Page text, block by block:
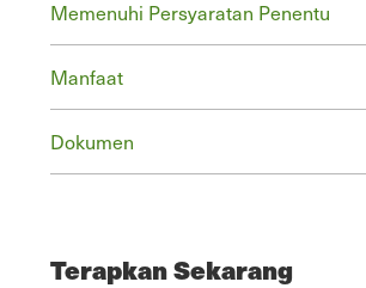
Memenuhi Persyaratan Penentu
Manfaat
Dokumen
Terapkan Sekarang